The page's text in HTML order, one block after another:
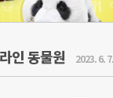
인 동물원 2023. 6. 7.